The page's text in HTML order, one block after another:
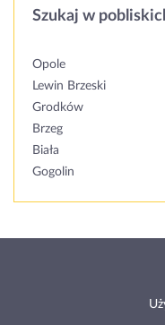
Szukaj w
Opole
Lewin Brzeski
Grodków
Brzeg
Biała
Gogolin